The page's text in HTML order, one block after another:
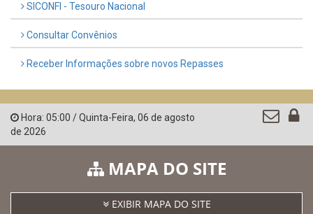
QEdu
Consultar Convênios